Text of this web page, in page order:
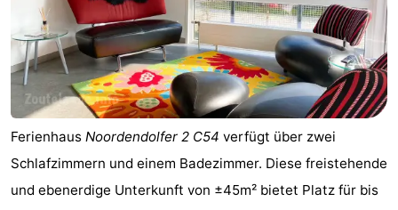
Ferienhaus Noordendolfer 2 C54 verfügt über zwei
Schlafzimmern und einem Badezimmer. Diese freistehende
und ebenerdige Unterkunft von ±45m² bietet Platz für bis